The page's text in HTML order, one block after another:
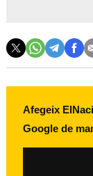
Afegeix
Google de